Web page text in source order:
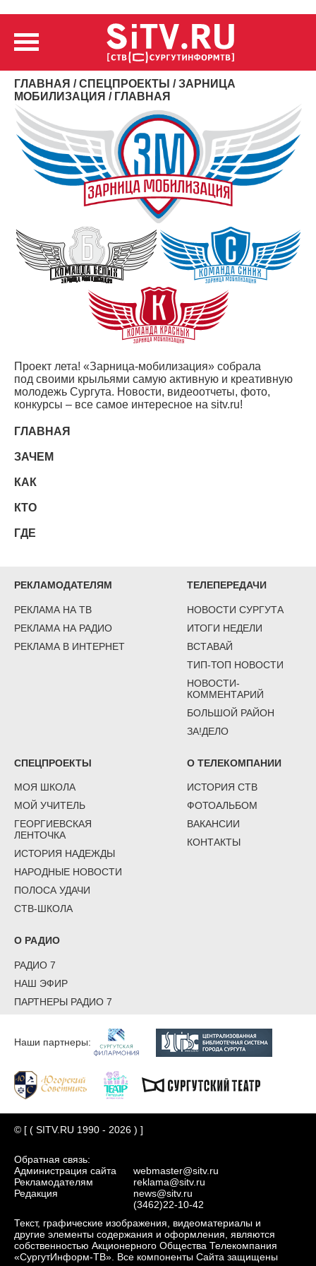
ГЛАВНАЯ /СПЕЦПРОЕКТЫ /ЗАРНИЦА
МОБИЛИЗАЦИЯ / ГЛАВНАЯ
Проект лета! «Зарница-мобилизация» собрала
под своими крыльями самую активную и креативную
молодежь Сургута. Новости, видеоотчеты, фото,
конкурсы – все самое интересное на sitv.ru!
ГЛАВНАЯ
ЗАЧЕМ
КАК
КТО
ГДЕ
РЕКЛАМОДАТЕЛЯМ
РЕКЛАМА НА ТВ
РЕКЛАМА НА РАДИО
РЕКЛАМА В ИНТЕРНЕТ
ТЕЛЕПЕРЕДАЧИ
НОВОСТИ СУРГУТА
ИТОГИ НЕДЕЛИ
ВСТАВАЙ
ТИП-ТОП НОВОСТИ
НОВОСТИ-
КОММЕНТАРИЙ
БОЛЬШОЙ РАЙОН
ЗА!ДЕЛО
СПЕЦПРОЕКТЫ
МОЯ ШКОЛА
МОЙ УЧИТЕЛЬ
ГЕОРГИЕВСКАЯ
ЛЕНТОЧКА
ИСТОРИЯ НАДЕЖДЫ
НАРОДНЫЕ НОВОСТИ
ПОЛОСА УДАЧИ
СТВ-ШКОЛА
О ТЕЛЕКОМПАНИИ
ИСТОРИЯ СТВ
ФОТОАЛЬБОМ
ВАКАНСИИ
КОНТАКТЫ
О РАДИО
РАДИО 7
НАШ ЭФИР
ПАРТНЕРЫ РАДИО 7
Наши партнеры:
© [ ( SITV.RU 1990 - 2026 ) ]
Обратная связь:
Администрация сайта
Рекламодателям
Редакция
webmaster@sitv.ru
reklama@sitv.ru
news@sitv.ru
(3462)22-10-42
Текст, графические изображения, видеоматериалы и
другие элементы содержания и оформления, являются
собственностью Акционерного Общества Телекомпания
«СургутИнформ-ТВ». Все компоненты Сайта защищены